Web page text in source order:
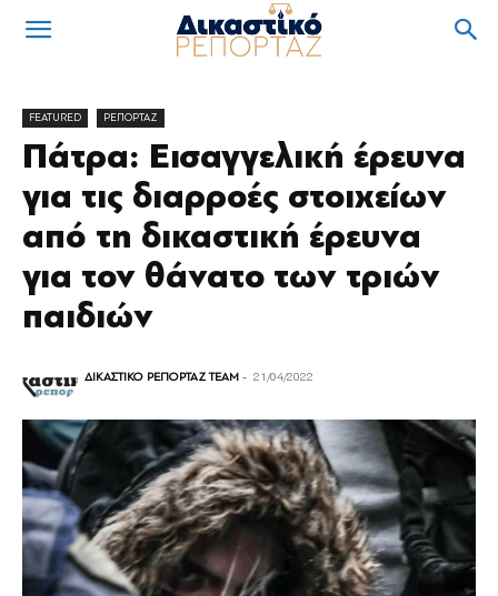
FEATURED ΡΕΠΟΡΤΑΖ
Πάτρα: Εισαγγελική έρευνα
για τις διαρροές στοιχείων
από τη δικαστική έρευνα
για τον θάνατο των τριών
παιδιών
ΔΙΚΑΣΤΙΚΟ ΡΕΠΟΡΤΑΖ TEAM - 21/04/2022